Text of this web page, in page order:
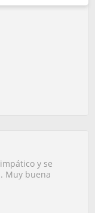
y se
Muy buena